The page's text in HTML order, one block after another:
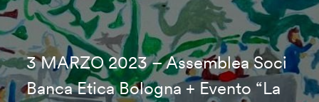
3 MARZO 2023 – Assemblea Soci
Banca Etica Bologna + Evento “La